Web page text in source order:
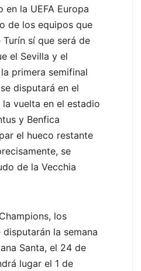
en la UEFA Europa
de los equipos que
sí que será de
el Sevilla y el
primera semifinal
disputará en el
la vuelta en el estadio
y Benfica
el hueco restante
se
de la Vecchia
los
la semana
Santa, el 24 de
lugar el 1 de